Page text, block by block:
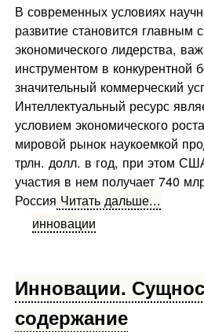
В современных условиях
развитие становится главным
экономического лидерства,
инструментом в конкурентной
значительный коммерческий
Интеллектуальный ресурс
условием экономического
мировой рынок наукоемкой
трлн. долл. в год, при этом
участия в нем получает 740
Россия Читать дальше...
инновации
Инновации.
содержание